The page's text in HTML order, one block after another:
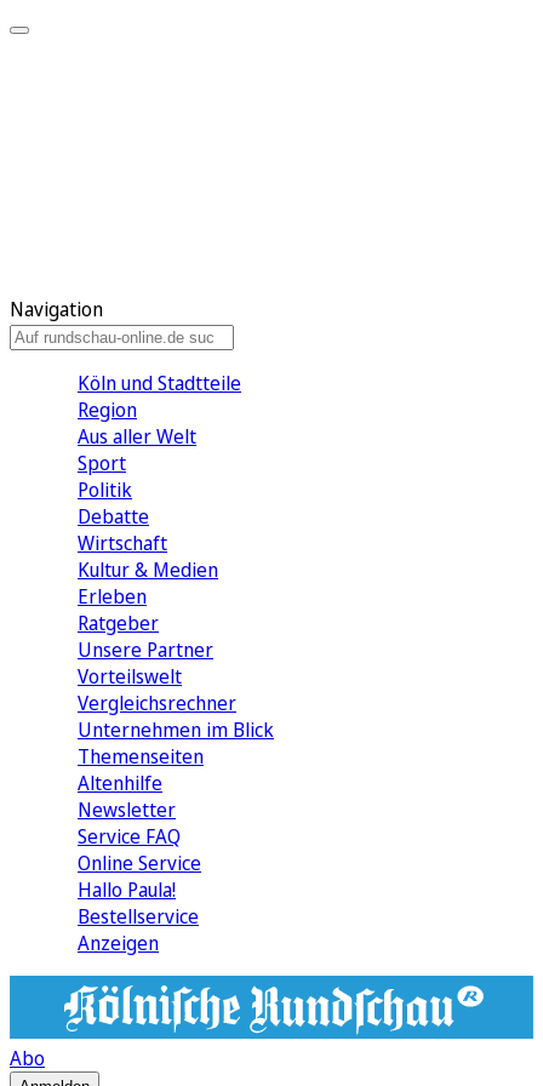
Navigation
Köln und Stadtteile
Region
Aus aller Welt
Sport
Politik
Debatte
Wirtschaft
Kultur & Medien
Erleben
Ratgeber
Unsere Partner
Vorteilswelt
Vergleichsrechner
Unternehmen im Blick
Themenseiten
Altenhilfe
Newsletter
Service FAQ
Online Service
Hallo Paula!
Bestellservice
Anzeigen
Abo